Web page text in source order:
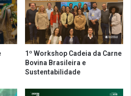
1º Workshop Cadeia da Carne
Bovina Brasileira e
Sustentabilidade